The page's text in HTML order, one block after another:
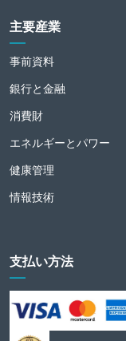
主要産業
事前資料
銀行と金融
消費財
エネルギーとパワー
健康管理
情報技術
支払い方法